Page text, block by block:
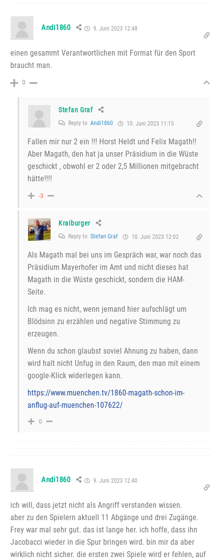
Andi1860 9. Juni 2023 12:48
einen gesammt Verantwortlichen mit Format für den Sport
braucht man.
0
Stefan Graf
Reply to Andi1860 10. Juni 2023 11:15
Fallen mir nur 2 ein !!! Horst Heldt und Felix Magath!!
Aber Magath, den hat ja unser Präsidium in die Wüste
geschickt , obwohl er 2 oder 2,5 Millionen mitgebracht
hätte!!!!
-3
Kraiburger
Reply to Stefan Graf 10. Juni 2023 12:02
Als Magath mal bei uns im Gespräch war, war noch das
Präsidium Mayerhofer im Amt und nicht dieses hat
Magath in die Wüste geschickt, sondern die HAM-
Seite.
Ich mag es nicht, wenn jemand hier aufschlägt um
Blödsinn zu erzählen und negative Stimmung zu
erzeugen.
Wenn du schon glaubst soviel Ahnung zu haben, dann
wird halt nicht Unfug in den Raum, den man mit einem
google-Klick widerlegen kann.
https://www.muenchen.tv/1860-magath-schon-im-
anflug-auf-muenchen-107622/
0
Andi1860 9. Juni 2023 12:40
ich will, dass jetzt nicht als Angriff verstanden wissen.
aber zu den Spielern aktuell 11 Abgänge und drei Zugänge.
Frey war mal sehr gut. das ist lange her. ich hoffe, dass ihn
Jacobacci wieder in die Spur bringen wird. bin mir da aber
wirklich nicht sicher. die ersten zwei Spiele wird er fehlen, auf